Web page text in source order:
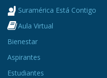
Suramérica Está Contigo
Aula Virtual
Bienestar
Aspirantes
Estudiantes